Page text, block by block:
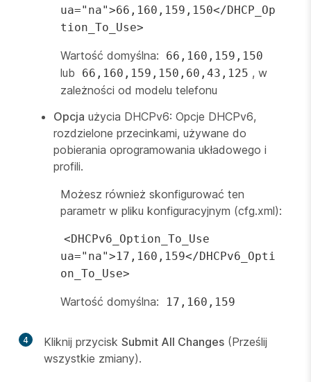
ua="na">66,160,159,150</DHCP_Op
tion_To_Use>
Wartość domyślna: 66,160,159,150
lub 66,160,159,150,60,43,125 , w
zależności od modelu telefonu
Opcja użycia DHCPv6: Opcje DHCPv6,
rozdzielone przecinkami, używane do
pobierania oprogramowania układowego i
profili.
Możesz również skonfigurować ten
parametr w pliku konfiguracyjnym (cfg.xml):
<DHCPv6_Option_To_Use
ua="na">17,160,159</DHCPv6_Opti
on_To_Use>
Wartość domyślna: 17,160,159
4 Kliknij przycisk Submit All Changes (Prześlij
wszystkie zmiany).